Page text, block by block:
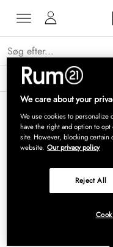
Få 15 % på Grythyttan
We care about your
We use cookies to personalize
have the right and option to
site. However, blocking certain
website. Our privacy policy
Reject All